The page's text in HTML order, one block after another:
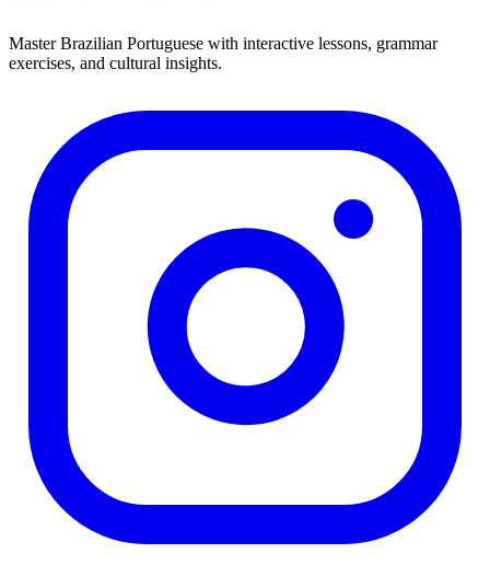
Master Brazilian Portuguese with interactive lessons, grammar
exercises, and cultural insights.